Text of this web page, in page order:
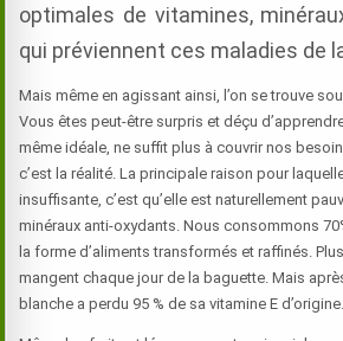
optimales de vitamines,
qui préviennent ces maladies de
Mais même en agissant ainsi, l’on se trouve
Vous êtes peut-être surpris et déçu
même idéale, ne suffit plus à couvrir nos
c’est la réalité. La principale raison pour
insuffisante, c’est qu’elle est naturellement
minéraux anti-oxydants. Nous consommons
la forme d’aliments transformés et raffinés.
mangent chaque jour de la baguette. Mais
blanche a perdu 95 % de sa vitamine E d’origine.